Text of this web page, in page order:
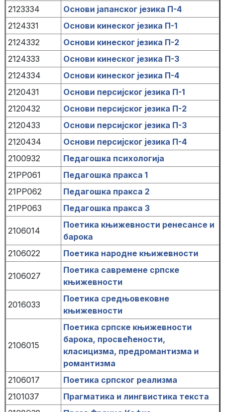
2123334
Основи јапанског језика П-4
2124331
Основи кинеског језика П-1
2124332
Основи кинеског језика П-2
2124333
Основи кинеског језика П-3
2124334
Основи кинеског језика П-4
2120431
Основи персијског језика П-1
2120432
Основи персијског језика П-2
2120433
Основи персијског језика П-3
2120434
Основи персијског језика П-4
2100932
Педагошка психологија
21PP061
Педагошка пракса 1
21PP062
Педагошка пракса 2
21PP063
Педагошка пракса 3
2106014
Поетика књижевности ренесансе и
барока
2106022
Поетика народне књижевности
2106027
Поетика савремене српске
књижевности
2016033
Поетика средњовековне
књижевности
2106015
Поетика српске књижевности
барока, просвећености,
класицизма, предромантизма и
романтизма
2106017
Поетика српског реализма
2101037
Прагматика и лингвистика текста